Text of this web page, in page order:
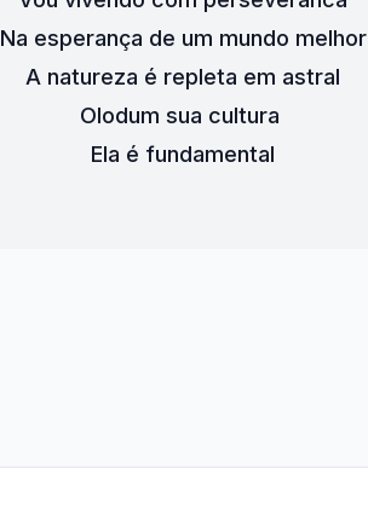
Na esperança de um mundo melhor
A natureza é repleta em astral
Olodum sua cultura
Ela é fundamental